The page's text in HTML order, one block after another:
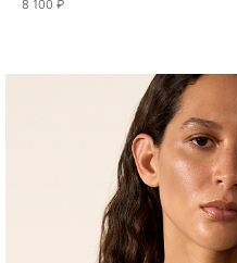
8 100 ₽